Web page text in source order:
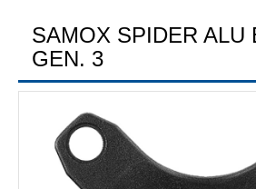
SAMOX SPIDER ALU
GEN. 3